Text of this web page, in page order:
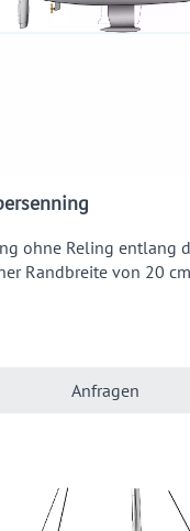
ohne Reling entlang
Randbreite von 20
Anfragen